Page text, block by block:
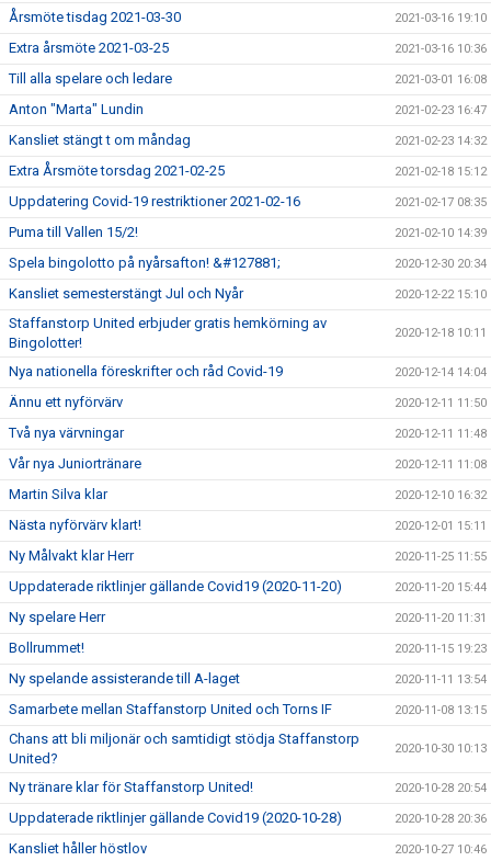
Årsmöte tisdag 2021-03-30 2021-03-16 19:10
Extra årsmöte 2021-03-25 2021-03-16 10:36
Till alla spelare och ledare 2021-03-01 16:08
Anton "Marta" Lundin 2021-02-23 16:47
Kansliet stängt t om måndag 2021-02-23 14:32
Extra Årsmöte torsdag 2021-02-25 2021-02-18 15:12
Uppdatering Covid-19 restriktioner 2021-02-16 2021-02-17 08:35
Puma till Vallen 15/2! 2021-02-10 14:39
Spela bingolotto på nyårsafton! &#127881; 2020-12-30 20:34
Kansliet semesterstängt Jul och Nyår 2020-12-22 15:10
Staffanstorp United erbjuder gratis hemkörning av
Bingolotter!
2020-12-18 10:11
Nya nationella föreskrifter och råd Covid-19 2020-12-14 14:04
Ännu ett nyförvärv 2020-12-11 11:50
Två nya värvningar 2020-12-11 11:48
Vår nya Juniortränare 2020-12-11 11:08
Martin Silva klar 2020-12-10 16:32
Nästa nyförvärv klart! 2020-12-01 15:11
Ny Målvakt klar Herr 2020-11-25 11:55
Uppdaterade riktlinjer gällande Covid19 (2020-11-20) 2020-11-20 15:44
Ny spelare Herr 2020-11-20 11:31
Bollrummet! 2020-11-15 19:23
Ny spelande assisterande till A-laget 2020-11-11 13:54
Samarbete mellan Staffanstorp United och Torns IF 2020-11-08 13:15
Chans att bli miljonär och samtidigt stödja Staffanstorp
United?
2020-10-30 10:13
Ny tränare klar för Staffanstorp United! 2020-10-28 20:54
Uppdaterade riktlinjer gällande Covid19 (2020-10-28) 2020-10-28 20:36
Kansliet håller höstlov 2020-10-27 10:46